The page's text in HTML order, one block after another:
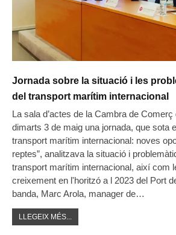
Jornada sobre la situació i les
del transport marítim internacional
La sala d’actes de la Cambra de Comerç
dimarts 3 de maig una jornada, que sota
transport marítim internacional: noves
reptes”, analitzava la situació i
transport marítim internacional, així com
creixement en l'horitzó a l 2023 del Port
banda, Marc Arola, manager de…
LLEGEIX MÉS...